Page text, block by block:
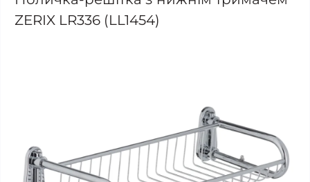
ZERIX LR336 (LL1454)